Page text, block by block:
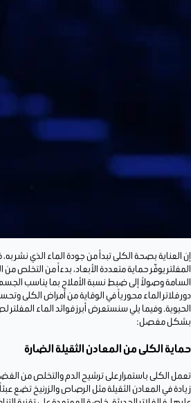
إن العناية بصحة الكلى تبدأ من جودة الماء الذي نشربه،
المفلتر يوفّر حماية متعددة الأبعاد، بدءاً من التخلص من
السامة وصولاً إلى ضبط نسبة الأملاح بما يناسب
دور فلاتر الماء محورياً في الوقاية من أمراض الكلى
الحيوية. وفيما يلي سنستعرض أبرز فوائد الماء المفلتر
بشكل مفصل:
حماية الكلى من المعادن الثقيلة الضارة
تعمل الكلى باستمرار على ترشيح الدم والتخلص من
زيادة في المعادن الثقيلة مثل الرصاص والزرنيخ تضع